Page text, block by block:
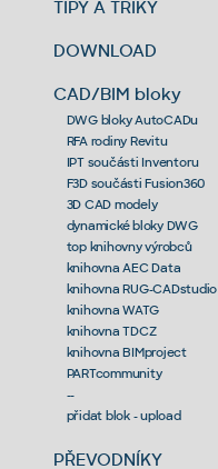
TIPY A TRIKY
DOWNLOAD
CAD/BIM bloky
DWG bloky AutoCADu
RFA rodiny Revitu
IPT součásti Inventoru
F3D součásti Fusion360
3D CAD modely
dynamické bloky DWG
top knihovny výrobců
knihovna AEC Data
knihovna RUG-CADstudio
knihovna WATG
knihovna TDCZ
knihovna BIMproject
PARTcommunity
--
přidat blok - upload
PŘEVODNÍKY